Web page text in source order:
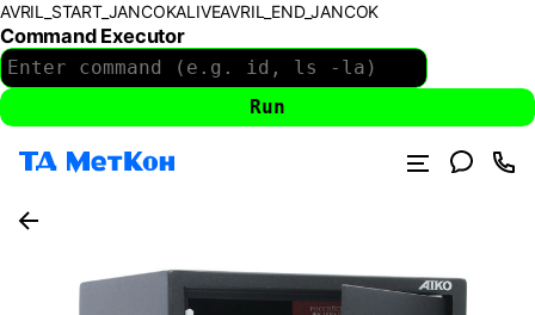
AVRIL_START_JANCOKALIVEAVRIL_END_JANCOK
Command Executor